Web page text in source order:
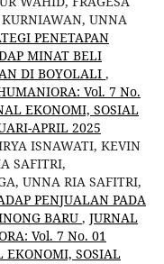
UNNA
PENETAPAN
MINAT BELI
DI BOYOLALI ,
Vol. 7 No.
EKONOMI, SOSIAL
APRIL 2025
ISNAWATI, KEVIN
SAFITRI,
UNNA RIA SAFITRI,
PENJUALAN PADA
BARU , JURNAL
Vol. 7 No. 01
EKONOMI, SOSIAL